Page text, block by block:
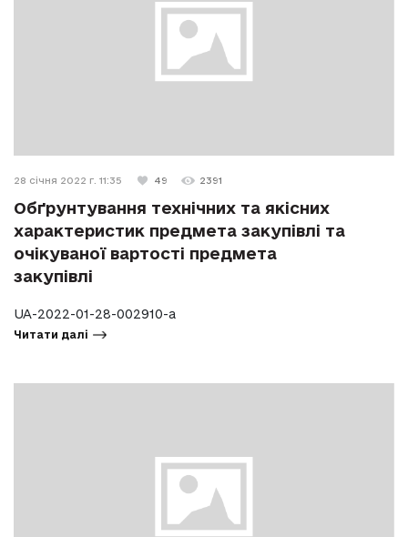
28 січня 2022 г. 11:35 49 2391
Обґрунтування технічних та якісних
характеристик предмета закупівлі та
очікуваної вартості предмета
закупівлі
UA-2022-01-28-002910-a
Читати далі